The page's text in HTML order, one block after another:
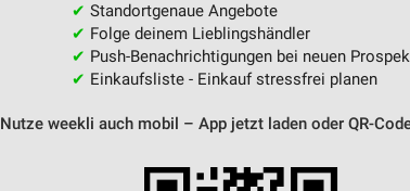
✔ Standortgenaue Angebote
✔ Folge deinem Lieblingshändler
✔ Push-Benachrichtigungen bei neuen
✔ Einkaufsliste - Einkauf stressfrei planen
Nutze weekli auch mobil – App jetzt laden oder QR-